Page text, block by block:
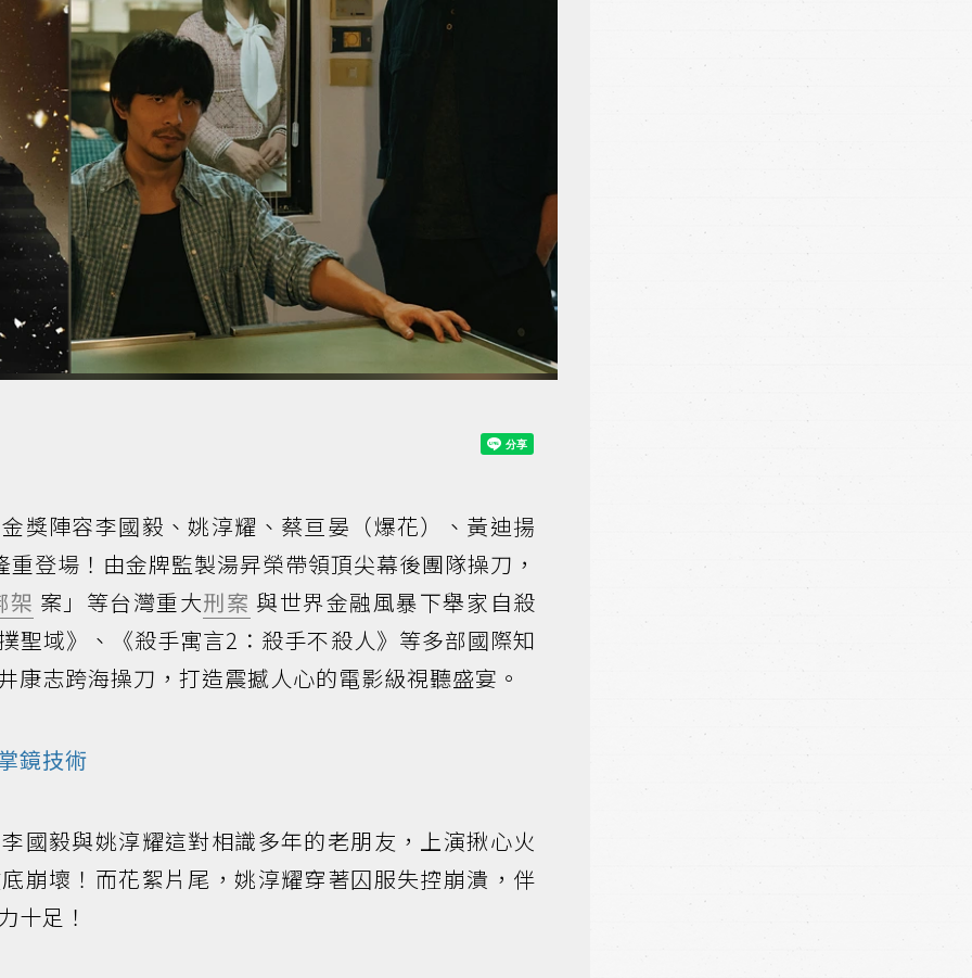
獎陣容李國毅、姚淳耀、蔡亘晏（爆花）、黃迪揚
登場！由金牌監製湯昇榮帶領頂尖幕後團隊操刀，
架 案」等台灣重大刑案 與世界金融風暴下舉家自殺
聖域》、《殺手寓言2：殺手不殺人》等多部國際知
康志跨海操刀，打造震撼人心的電影級視聽盛宴。
鏡技術
國毅與姚淳耀這對相識多年的老朋友，上演揪心火
崩壞！而花絮片尾，姚淳耀穿著囚服失控崩潰，伴
十足！